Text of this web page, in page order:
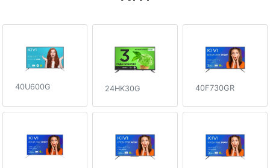
40U600G 24HK30G 40F730GR